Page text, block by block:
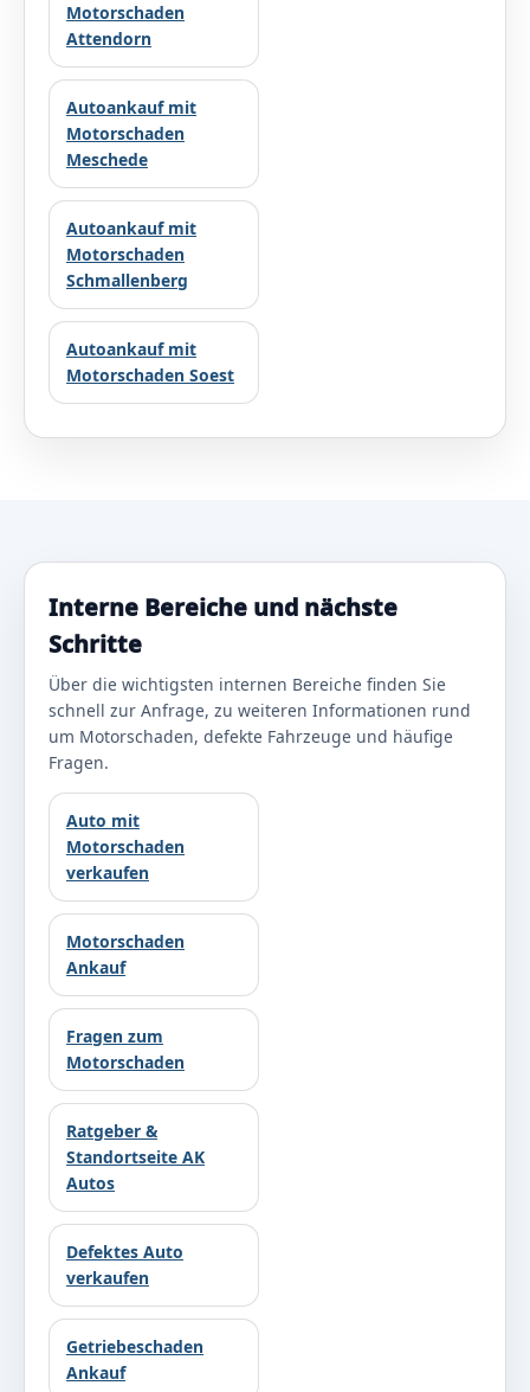
Motorschaden
Attendorn
Autoankauf mit
Motorschaden
Meschede
Autoankauf mit
Motorschaden
Schmallenberg
Autoankauf mit
Motorschaden Soest
Interne Bereiche und nächste
Schritte
Über die wichtigsten internen Bereiche finden Sie
schnell zur Anfrage, zu weiteren Informationen rund
um Motorschaden, defekte Fahrzeuge und häufige
Fragen.
Auto mit
Motorschaden
verkaufen
Motorschaden
Ankauf
Fragen zum
Motorschaden
Ratgeber &
Standortseite AK
Autos
Defektes Auto
verkaufen
Getriebeschaden
Ankauf